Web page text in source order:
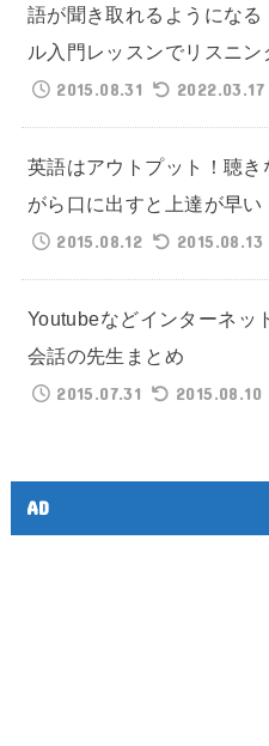
語が聞き取れるようにな
ル入門レッスンでリスニン
2015.08.31
2022.03.17
英語はアウトプット！聴
がら口に出すと上達が早い
2015.08.12
2015.08.13
Youtubeなどインターネッ
会話の先生まとめ
2015.07.31
2015.08.10
AD